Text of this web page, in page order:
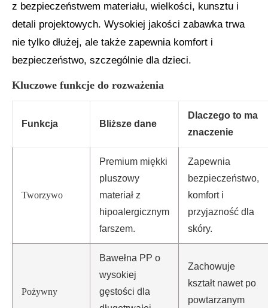
z bezpieczeństwem materiału, wielkości, kunsztu i
detali projektowych. Wysokiej jakości zabawka trwa
nie tylko dłużej, ale także zapewnia komfort i
bezpieczeństwo, szczególnie dla dzieci.
Kluczowe funkcje do rozważenia
Funkcja Bliższe dane
Dlaczego to ma
znaczenie
Tworzywo
Premium miękki
pluszowy
materiał z
hipoalergicznym
farszem.
Zapewnia
bezpieczeństwo,
komfort i
przyjazność dla
skóry.
Pożywny
Bawełna PP o
wysokiej
gęstości dla
Zachowuje
kształt nawet po
powtarzanym